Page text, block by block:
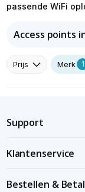
passende WiFi
Access points
Prijs Merk 1
Support
Klantenservice
Bestellen &